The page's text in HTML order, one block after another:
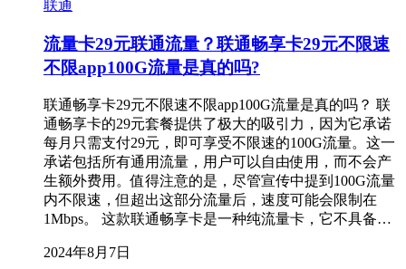
联通
流量卡29元联通流量？联通畅享卡29元不限速
不限app100G流量是真的吗?
联通畅享卡29元不限速不限app100G流量是真的吗？ 联
通畅享卡的29元套餐提供了极大的吸引力，因为它承诺
每月只需支付29元，即可享受不限速的100G流量。这一
承诺包括所有通用流量，用户可以自由使用，而不会产
生额外费用。值得注意的是，尽管宣传中提到100G流量
内不限速，但超出这部分流量后，速度可能会限制在
1Mbps。 这款联通畅享卡是一种纯流量卡，它不具备…
2024年8月7日